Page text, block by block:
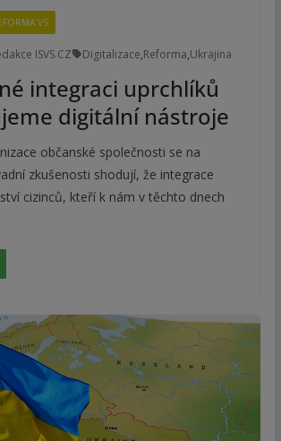
VS
ISVS.CZ Digitalizace,Reforma,Ukrajina
integraci uprchlíků
digitální nástroje
občanské společnosti se na
zkušenosti shodují, že integrace
cizinců, kteří k nám v těchto dnech